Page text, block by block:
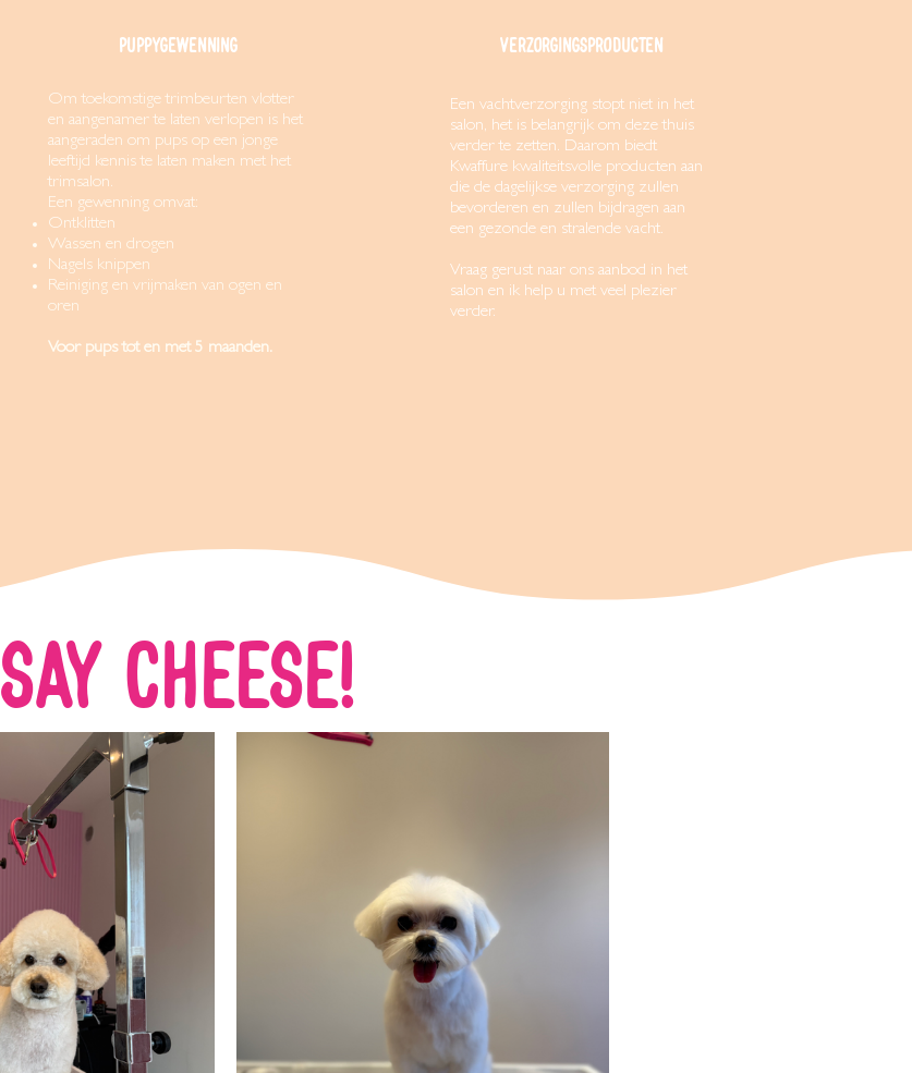
Puppygewenning
Om toekomstige trimbeurten vlotter
en aangenamer te laten verlopen is het
aangeraden om pups op een jonge
leeftijd kennis te laten maken met het
trimsalon.
Een gewenning omvat:
Ontklitten
Wassen en drogen
Nagels knippen
Reiniging en vrijmaken van ogen en
oren
Voor pups tot en met 5 maanden.
verzorgingsproducten
Een vachtverzorging stopt niet in het
salon, het is belangrijk om deze thuis
verder te zetten. Daarom biedt
Kwaffure kwaliteitsvolle producten aan
die de dagelijkse verzorging zullen
bevorderen en zullen bijdragen aan
een gezonde en stralende vacht.
Vraag gerust naar ons aanbod in het
salon en ik help u met veel plezier
verder.
Say cheese!